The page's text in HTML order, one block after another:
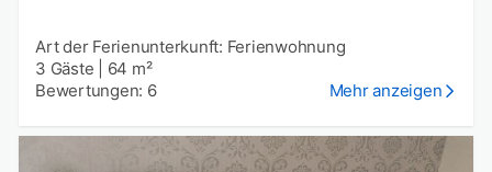
Art der Ferienunterkunft: Ferienwohnung
3 Gäste
64 m²
Bewertungen: 6
Mehr anzeigen